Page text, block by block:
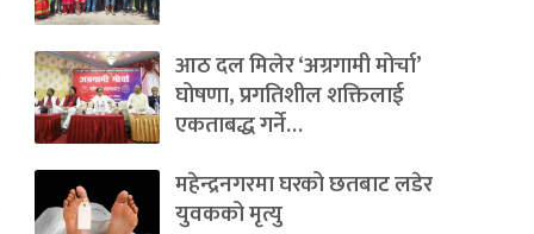
आठ दल मिलेर ‘अग्रगामी मोर्चा’
घोषणा, प्रगतिशील शक्तिलाई
एकताबद्ध गर्ने…
महेन्द्रनगरमा घरको छतबाट लडेर
युवकको मृत्यु